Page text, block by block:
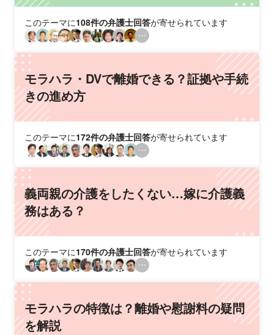
このテーマに108件の弁護士回答が寄せられています
モラハラ・DVで離婚できる？証拠や手続
きの進め方
このテーマに172件の弁護士回答が寄せられています
義両親の介護をしたくない…嫁に介護義
務はある？
このテーマに170件の弁護士回答が寄せられています
モラハラの特徴は？離婚や慰謝料の疑問
を解説